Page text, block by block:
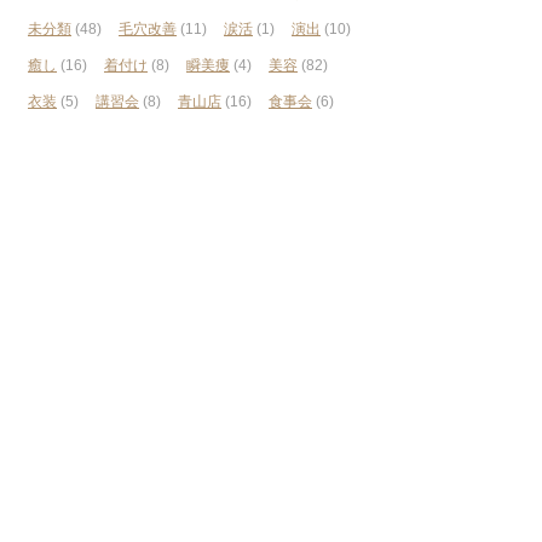
未分類 (48) 毛穴改善 (11) 涙活 (1) 演出 (10)
癒し (16) 着付け (8) 瞬美痩 (4) 美容 (82)
衣装 (5) 講習会 (8) 青山店 (16) 食事会 (6)